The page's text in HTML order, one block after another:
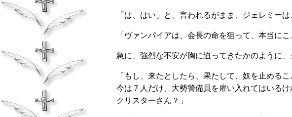
「は、はい」と、言われるがまま、ジェレミー
「ヴァンパイアは、会長の命を狙って、本当に
急に、強烈な不安が胸に迫ってきたかのように
「もし、来たとしたら、果たして、奴を止める
今は７人だけ、大勢警備員を雇い入れてはいる
クリスターさん？」